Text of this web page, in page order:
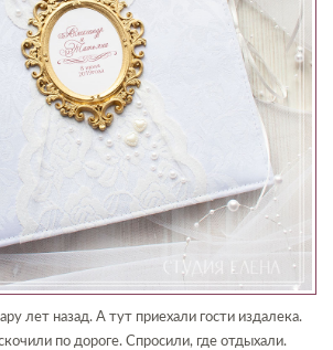
лет назад. А тут приехали гости издалека.
по дороге. Спросили, где отдыхали.